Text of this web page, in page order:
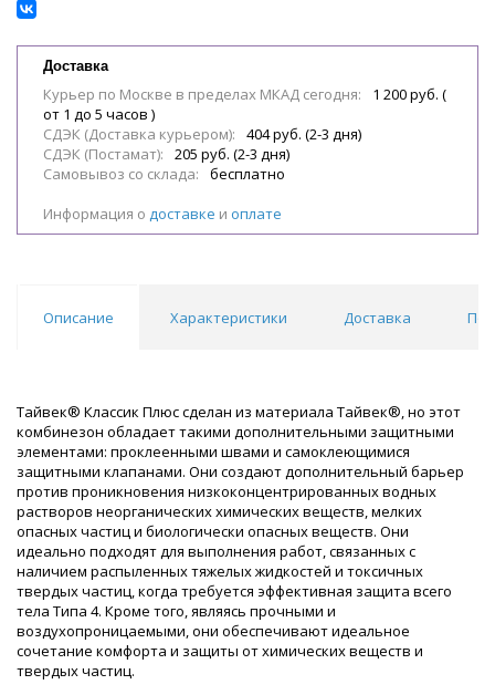
Доставка
Курьер по Москве в пределах МКАД сегодня:
1 200 руб. (
от 1 до 5 часов )
СДЭК (Доставка курьером):
404 руб. (2-3 дня)
СДЭК (Постамат):
205 руб. (2-3 дня)
Самовывоз со склада:
бесплатно
Информация о доставке и оплате
Описание Характеристики Доставка
Тайвек® Классик Плюс сделан из материала Тайвек®, но этот
комбинезон обладает такими дополнительными защитными
элементами: проклеенными швами и самоклеющимися
защитными клапанами. Они создают дополнительный барьер
против проникновения низкоконцентрированных водных
растворов неорганических химических веществ, мелких
опасных частиц и биологически опасных веществ. Они
идеально подходят для выполнения работ, связанных с
наличием распыленных тяжелых жидкостей и токсичных
твердых частиц, когда требуется эффективная защита всего
тела Типа 4. Кроме того, являясь прочными и
воздухопроницаемыми, они обеспечивают идеальное
сочетание комфорта и защиты от химических веществ и
твердых частиц.